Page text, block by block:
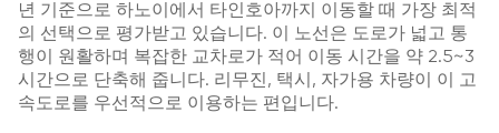
년 기준으로 하노이에서 타인호아까지 이동할 때 가장 최적
의 선택으로 평가받고 있습니다. 이 노선은 도로가 넓고 통
행이 원활하며 복잡한 교차로가 적어 이동 시간을 약 2.5~3
시간으로 단축해 줍니다. 리무진, 택시, 자가용 차량이 이 고
속도로를 우선적으로 이용하는 편입니다.